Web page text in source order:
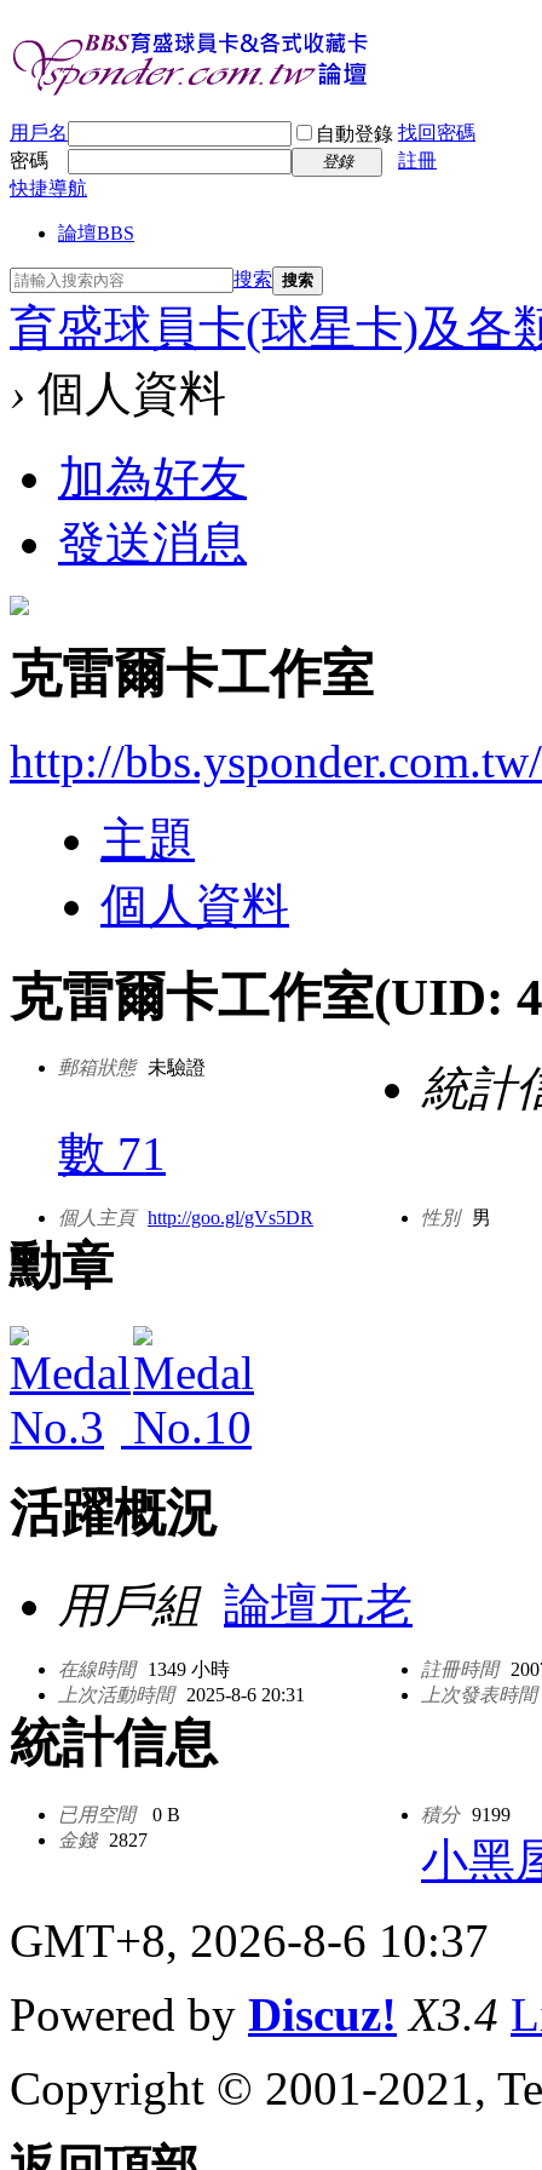
用戶名 自動登錄 找回密碼
密碼
登錄
註冊
快捷導航
論壇BBS
搜索 搜索
育盛球員卡(球星卡)及各
› 個人資料
加為好友
發送消息
克雷爾卡工作室
http://
主題
個人資料
克雷爾卡工作室(UID:
郵箱狀態 未驗證
統計
數 71
個人主頁 http://goo.gl/gVs5DR 性別 男
勳章
活躍概況
用戶組 論壇元老
在線時間 1349 小時 註冊時間
上次活動時間
2025-8-6 20:31 上次發表時間
統計信息
已用空間 0 B 積分 9199
金錢
2827
小黑
GMT+8, 2026-8-6 10:37
Powered by Discuz! X3.4
Copyright © 2001-2021,